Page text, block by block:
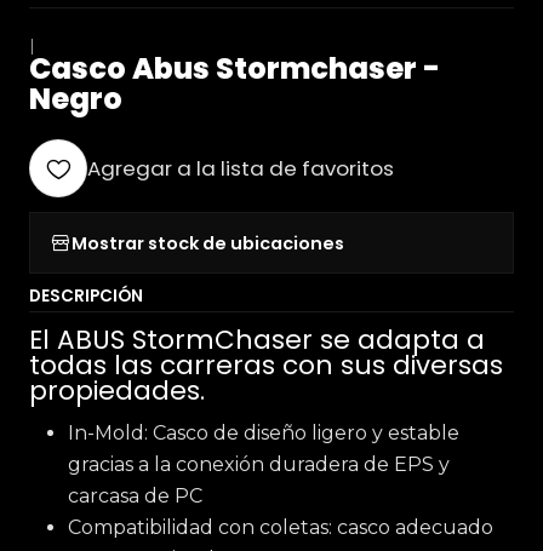
|
Casco Abus Stormchaser -
Negro
Agregar a la lista de favoritos
Mostrar stock de ubicaciones
DESCRIPCIÓN
El ABUS StormChaser se adapta a
todas las carreras con sus diversas
propiedades.
In-Mold: Casco de diseño ligero y estable
gracias a la conexión duradera de EPS y
carcasa de PC
Compatibilidad con coletas: casco adecuado